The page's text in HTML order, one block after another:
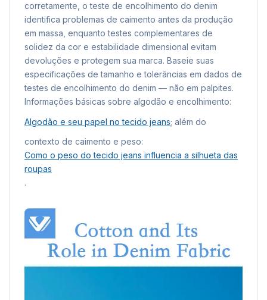
corretamente, o teste de encolhimento do denim
identifica problemas de caimento antes da produção
em massa, enquanto testes complementares de
solidez da cor e estabilidade dimensional evitam
devoluções e protegem sua marca. Baseie suas
especificações de tamanho e tolerâncias em dados de
testes de encolhimento do denim — não em palpites.
Informações básicas sobre algodão e encolhimento:
Algodão e seu papel no tecido jeans; além do
contexto de caimento e peso:
Como o peso do tecido jeans influencia a silhueta das
roupas
.